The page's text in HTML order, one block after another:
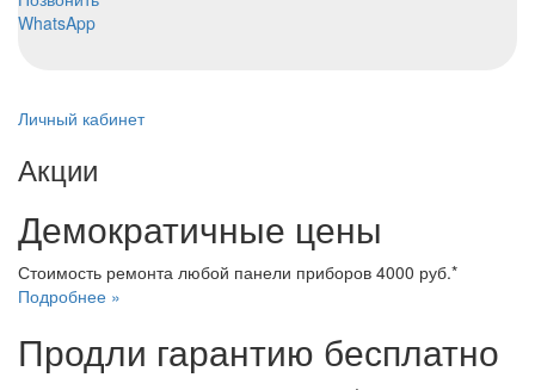
WhatsApp
Личный кабинет
Акции
Демократичные цены
Стоимость ремонта любой панели приборов 4000 руб.*
Подробнее »
Продли гарантию бесплатно